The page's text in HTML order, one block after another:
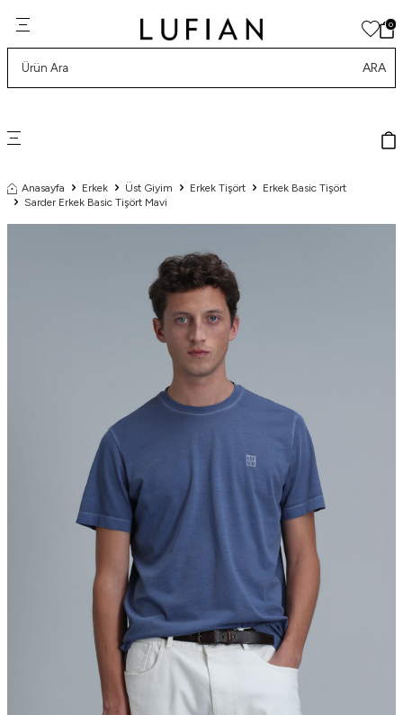
0
ARA
Anasayfa Erkek Üst Giyim Erkek Tişört
Erkek Basic Tişört
Sarder Erkek Basic Tişört Mavi